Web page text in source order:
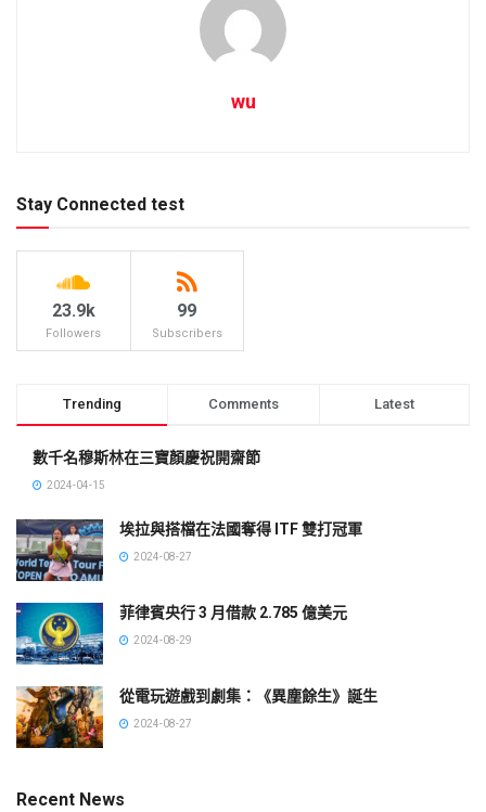
wu
Stay Connected test
23.9k
Followers
99
Subscribers
Trending Comments Latest
數千名穆斯林在三寶顏慶祝開齋節
2024-04-15
埃拉與搭檔在法國奪得 ITF 雙打冠軍
2024-08-27
菲律賓央行 3 月借款 2.785 億美元
2024-08-29
從電玩遊戲到劇集：《異塵餘生》誕生
2024-08-27
Recent News